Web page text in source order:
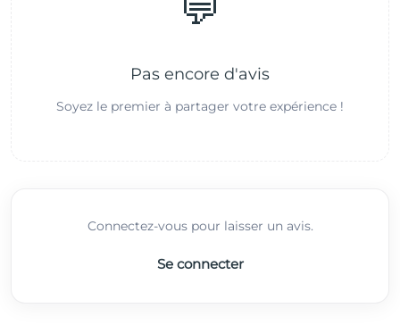
Pas encore d'avis
Soyez le premier à partager votre expérience !
Connectez-vous pour laisser un avis.
Se connecter